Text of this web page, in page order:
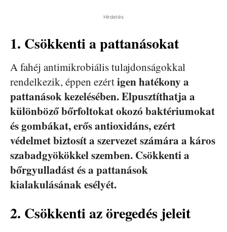
Hirdetés
1. Csökkenti a pattanásokat
A fahéj antimikrobiális tulajdonságokkal
rendelkezik, éppen ezértigen hatékony a
pattanások kezelésében. Elpusztíthatja a
különböző bőrfoltokat okozó baktériumokat
és gombákat, erős antioxidáns, ezért
védelmet biztosít a szervezet számára a káros
szabadgyökökkel szemben. Csökkenti a
bőrgyulladást és a pattanások
kialakulásának esélyét.
2. Csökkenti az öregedés jeleit